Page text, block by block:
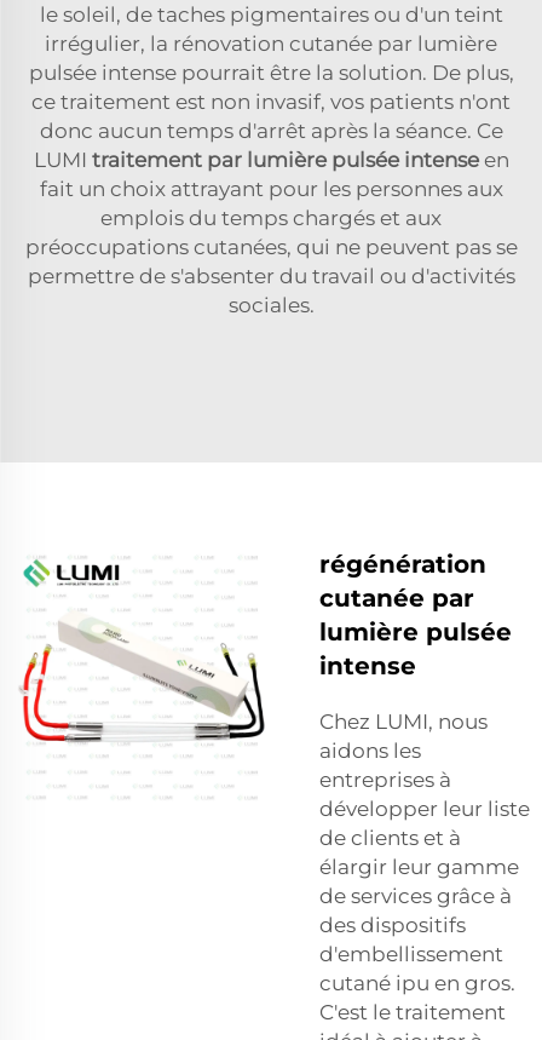
le soleil, de taches pigmentaires ou d'un teint
irrégulier, la rénovation cutanée par lumière
pulsée intense pourrait être la solution. De plus,
ce traitement est non invasif, vos patients n'ont
donc aucun temps d'arrêt après la séance. Ce
LUMI traitement par lumière pulsée intense en
fait un choix attrayant pour les personnes aux
emplois du temps chargés et aux
préoccupations cutanées, qui ne peuvent pas se
permettre de s'absenter du travail ou d'activités
sociales.
régénération
cutanée par
lumière pulsée
intense
Chez LUMI, nous
aidons les
entreprises à
développer leur liste
de clients et à
élargir leur gamme
de services grâce à
des dispositifs
d'embellissement
cutané ipu en gros.
C'est le traitement